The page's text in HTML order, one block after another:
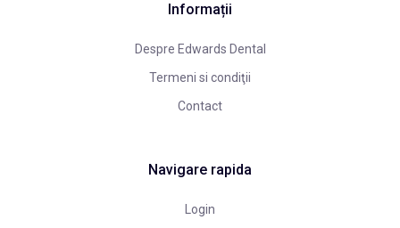
Informații
Despre Edwards Dental
Termeni si condiţii
Contact
Navigare rapida
Login